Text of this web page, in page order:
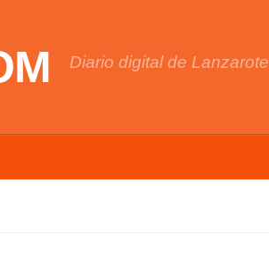
Diario digital de Lanzarote